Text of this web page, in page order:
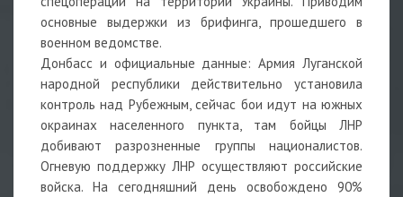
основные выдержки из брифинга, прошедшего в
военном ведомстве.
Донбасс и официальные данные: Армия Луганской
народной республики действительно установила
контроль над Рубежным, сейчас бои идут на южных
окраинах населенного пункта, там бойцы ЛНР
добивают разрозненные группы националистов.
Огневую поддержку ЛНР осуществляют российские
войска. На сегодняшний день освобождено 90%